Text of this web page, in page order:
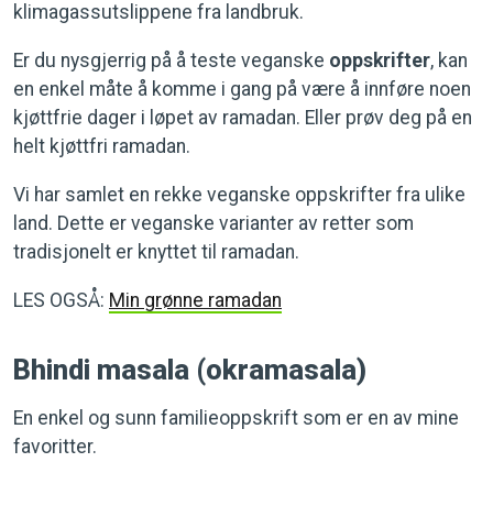
klimagassutslippene fra landbruk.
Er du nysgjerrig på å teste veganske oppskrifter, kan
en enkel måte å komme i gang på være å innføre noen
kjøttfrie dager i løpet av ramadan. Eller prøv deg på en
helt kjøttfri ramadan.
Vi har samlet en rekke veganske oppskrifter fra ulike
land. Dette er veganske varianter av retter som
tradisjonelt er knyttet til ramadan.
LES OGSÅ: Min grønne ramadan
Bhindi masala (okramasala)
En enkel og sunn familieoppskrift som er en av mine
favoritter.